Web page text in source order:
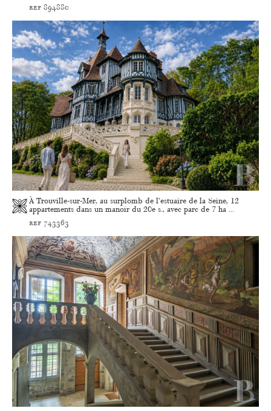
ref 894880
À Trouville-sur-Mer, au surplomb de l’estuaire de la Seine, 12
appartements dans un manoir du 20e s., avec parc de 7 ha ...
ref 743363